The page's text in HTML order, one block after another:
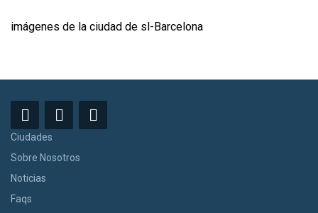
imágenes de la ciudad de sl-Barcelona
Ciudades
Sobre Nosotros
Noticias
Faqs